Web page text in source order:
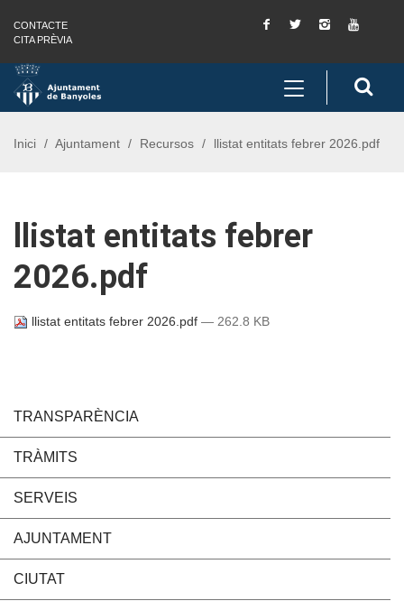
Saltar al contingut
Saltar a la navegació
Informació de contacte
CONTACTE
CITA PRÈVIA
Facebook
Twitter Instagram
Toggle
navigation
Inici Ajuntament Recursos llistat entitats febrer 2026.pdf
llistat entitats febrer
2026.pdf
llistat entitats febrer 2026.pdf — 262.8 KB
TRANSPARÈNCIA
TRÀMITS
SERVEIS
AJUNTAMENT
CIUTAT